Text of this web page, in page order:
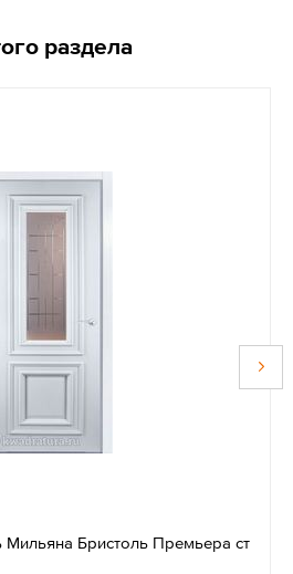
раздела
Бристоль Премьера ст